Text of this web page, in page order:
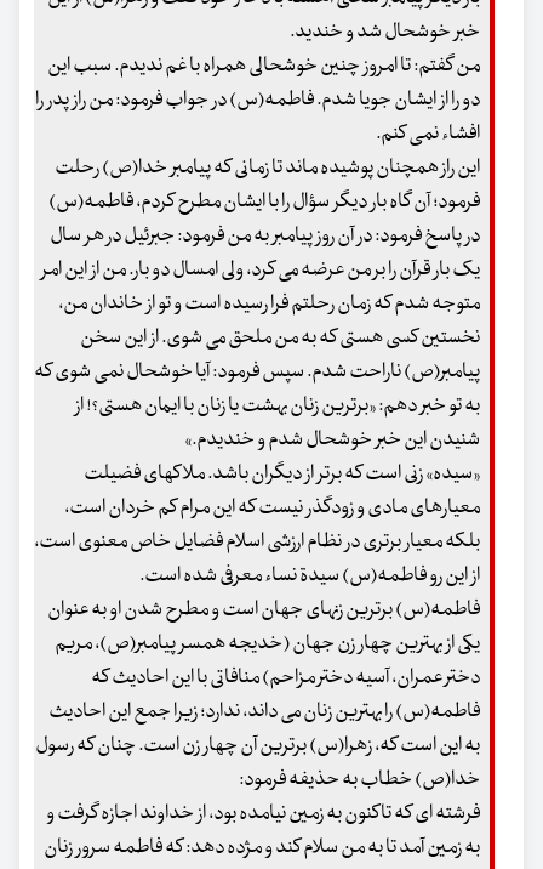
خبر خوشحال شد و خندید.
من گفتم: تا امروز چنین خوشحالی همراه با غم ندیدم. سبب این
دو را از ایشان جویا شدم. فاطمه(س) در جواب فرمود: من راز پدر را
افشاء نمی کنم.
این راز همچنان پوشیده ماند تا زمانی که پیامبر خدا(ص) رحلت
فرمود؛ آن گاه بار دیگر سؤال را با ایشان مطرح کردم، فاطمه(س)
در پاسخ فرمود: در آن روز پیامبر به من فرمود: جبرئیل در هر سال
یک بار قرآن را بر من عرضه می کرد، ولی امسال دو بار. من از این امر
متوجه شدم که زمان رحلتم فرا رسیده است و تو از خاندان من،
نخستین کسی هستی که به من ملحق می شوی. از این سخن
پیامبر(ص) ناراحت شدم. سپس فرمود: آیا خوشحال نمی شوی که
به تو خبر دهم: «برترین زنان بهشت یا زنان با ایمان هستی؟! از
شنیدن این خبر خوشحال شدم و خندیدم.»
«سیده» زنی است که برتر از دیگران باشد. ملاکهای فضیلت
معیارهای مادی و زودگذر نیست که این مرام کم خردان است،
بلکه معیار برتری در نظام ارزشی اسلام فضایل خاص معنوی است،
از این رو فاطمه(س) سیدة نساء معرفی شده است.
فاطمه(س) برترین زنهای جهان است و مطرح شدن او به عنوان
یکی از بهترین چهار زن جهان (خدیجه همسر پیامبر(ص)، مریم
دختر عمران، آسیه دختر مزاحم) منافاتی با این احادیث که
فاطمه(س) را بهترین زنان می داند، ندارد؛ زیرا جمع این احادیث
به این است که، زهرا(س) برترین آن چهار زن است. چنان که رسول
خدا(ص) خطاب به حذیفه فرمود:
فرشته ای که تاکنون به زمین نیامده بود، از خداوند اجازه گرفت و
به زمین آمد تا به من سلام کند و مژده دهد: که فاطمه سرور زنان